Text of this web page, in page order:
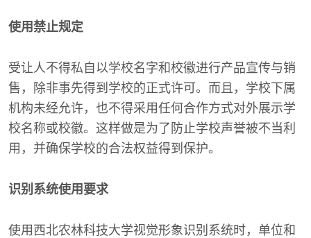
使用禁止规定
受让人不得私自以学校名字和校徽进行产品宣传与销
售，除非事先得到学校的正式许可。而且，学校下属
机构未经允许，也不得采用任何合作方式对外展示学
校名称或校徽。这样做是为了防止学校声誉被不当利
用，并确保学校的合法权益得到保护。
识别系统使用要求
使用西北农林科技大学视觉形象识别系统时，单位和